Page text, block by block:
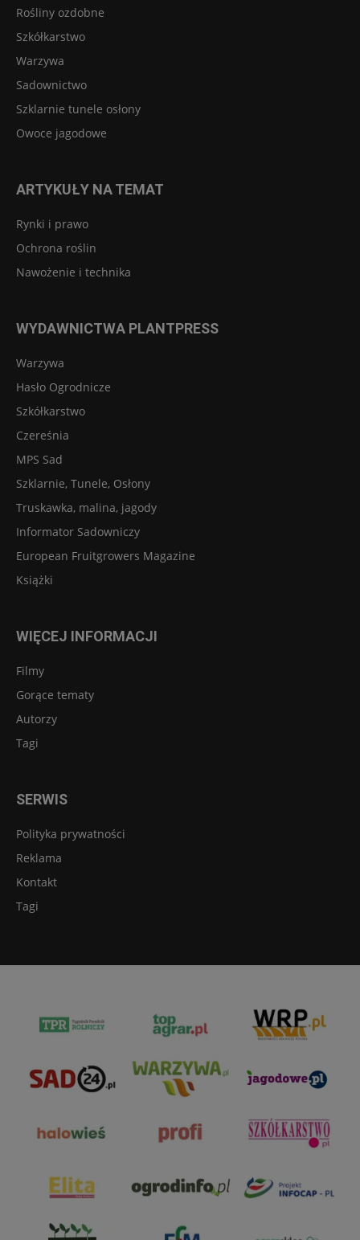
Rośliny ozdobne
Szkółkarstwo
Warzywa
Sadownictwo
Szklarnie tunele osłony
Owoce jagodowe
ARTYKUŁY NA TEMAT
Rynki i prawo
Ochrona roślin
Nawożenie i technika
WYDAWNICTWA PLANTPRESS
Warzywa
Hasło Ogrodnicze
Szkółkarstwo
Czereśnia
MPS Sad
Szklarnie, Tunele, Osłony
Truskawka, malina, jagody
Informator Sadowniczy
European Fruitgrowers Magazine
Książki
WIĘCEJ INFORMACJI
Filmy
Gorące tematy
Autorzy
Tagi
SERWIS
Polityka prywatności
Reklama
Kontakt
Tagi